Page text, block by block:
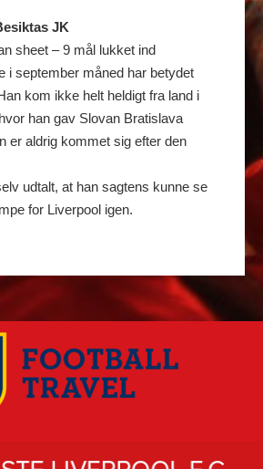
JK
sheet – 9 mål lukket ind
i september måned har betydet
kom ikke helt heldigt fra land i
han gav Slovan Bratislava
er aldrig kommet sig efter den
udtalt, at han sagtens kunne se
for Liverpool igen.